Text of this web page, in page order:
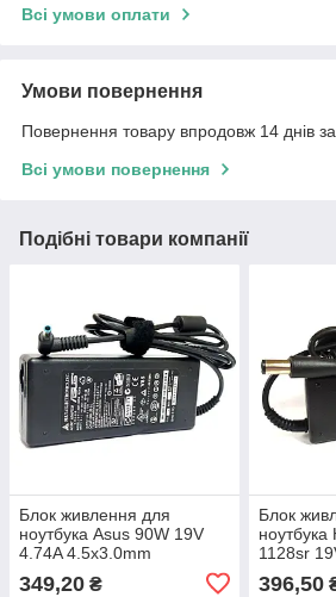
Всі умови оплати
Умови повернення
Повернення товару впродовж 14 днів
Всі умови повернення
Подібні товари компанії
Блок живлення для
ноутбука Asus 90W 19V
4.74A 4.5x3.0mm
349,20 ₴
Блок
ноутбука
1128sr
396,50